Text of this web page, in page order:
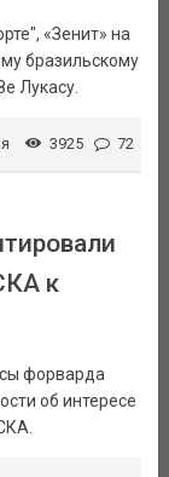
«Зенит» на
бразильскому
Лукасу.
3925 72
к
форварда
об интересе